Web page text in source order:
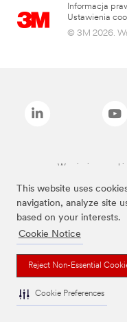
This website uses
navigation, analyze site
based on your interests.
Cookie Notice
Reject Non-Essential
Cookie Preferences
Informacja
Ustawienia
© 3M 2026.
Wymienione marki